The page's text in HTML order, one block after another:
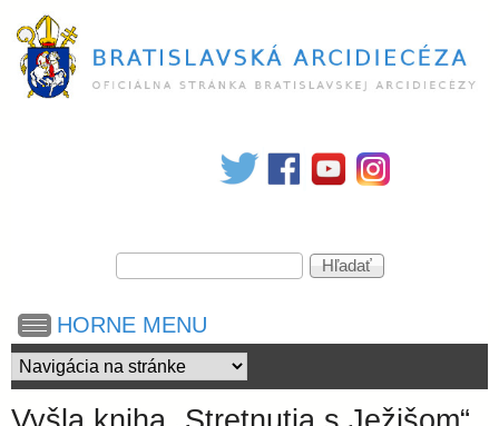
na
hlavný
t
i
V
y
ľ
a
d
á
H
ľ
d
a
ť
HORNE MENU